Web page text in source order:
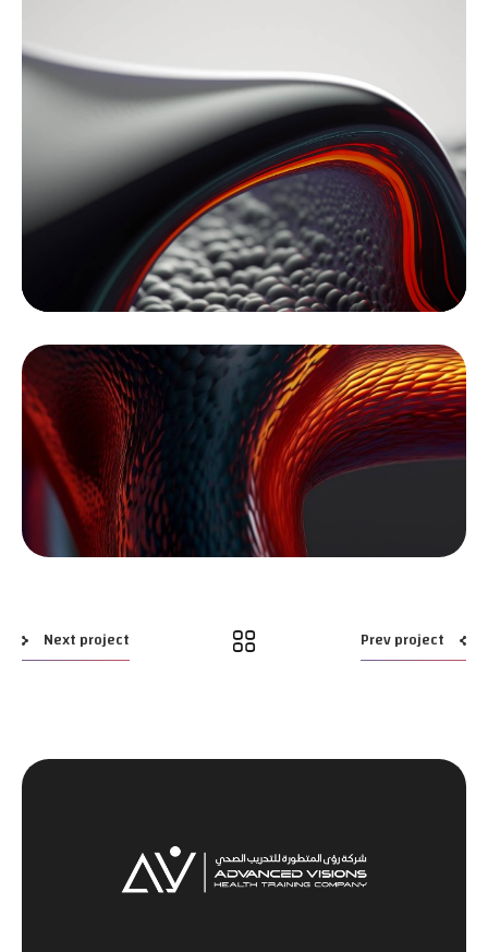
Media error: Format(s) not supported or source(s) not found
تحميل الملف: https://av.edu.sa/wp-content/uploads/2024/02/pexels-orsys-
tography-8804781.mp4?_=1
Prev project
Next project